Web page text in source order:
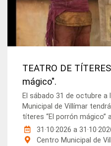
TEATRO DE
mágico".
El sábado 31 de octubre a
Municipal de Villímar
títeres “El porrón mágico”
31·10·2026a
Centro Municipal de